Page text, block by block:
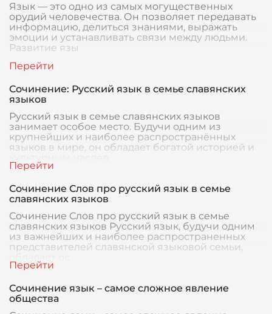
Язык — это одно из самых могущественных
орудий человечества. Он позволяет передавать
информацию, делиться знаниями, выражать
эмоции и устанавливать связи между людьми.
Развитие язы
Сочинение: Русский язык в семье славянских
языков
Русский язык в семье славянских языков
занимает особое место. Будучи одним из
крупнейших и наиболее распространённых
языков в мире, он обладает богатой историей и
Сочинение Слов про русский язык в семье
славянских языков
Сочинение Слов про русский язык в семье
славянских языков Русский язык, будучи одним
из важнейших и наиболее распространенных
представителей славянской языковой семьи,
обладает ос
Сочинение язык – самое сложное явление
общества